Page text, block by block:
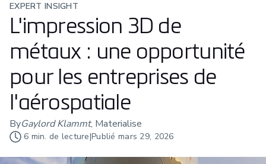
EXPERT INSIGHT
L'impression 3D de
métaux : une opportunité
pour les entreprises de
l'aérospatiale
ByGaylord Klammt, Materialise
6 min. de lecture|Publié mars 29, 2026